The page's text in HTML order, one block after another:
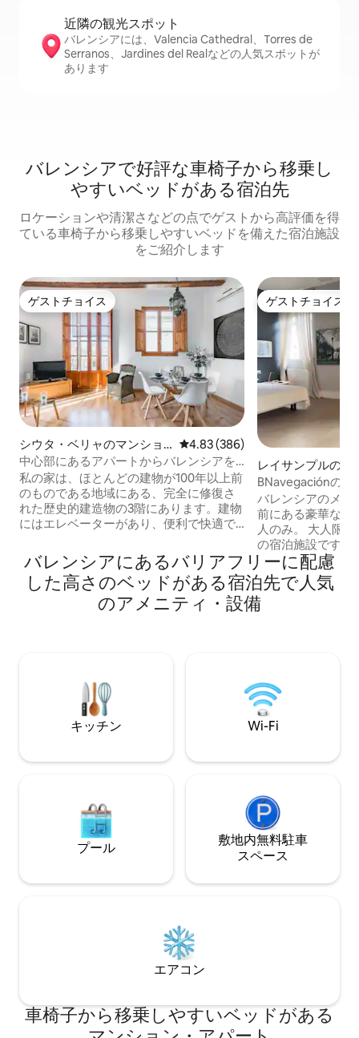
近隣の観光ス⁠ポ⁠ッ⁠ト
バレンシアには、Valencia Cathedral、Torres de
Serranos、Jardines del Realなどの人気スポットが
あります
バレンシアで好評な車椅子から移乗し
やすいベッドがある宿泊先
ロケーションや清潔さなどの点でゲストから高評価を得
ている車椅子から移乗しやすいベッドを備えた宿泊施設
をご紹介します
ゲストチョイス
ゲストチョイス
シウタ・ベリャのマンショ
ン・アパート
レビュー386件、5つ星中4.83つ
4.83 (386)
中心部にあるアパートからバレンシアを
探索しよう
私の家は、ほとんどの建物が100年以上前
のものである地域にある、完全に修復さ
れた歴史的建造物の3階にあります。建物
にはエレベーターがあり、便利で快適で
ん。 広々としたリビングルームにはダイ
ニングとキッチンエリアがあり、通りに
面した大きなバルコニーが2つあります。
小さなバルコニーが別にある寝室が1つ、
バスタブとシャワーを備えたバスルーム
の1日の終わりにくつろぐのに理想的な場
所です。リビングルームには4人掛けの優
雅なテーブルがあります。 設備の整った
キッチンエリアには、簡単な食事を準備
するのに必要なものがすべて揃っていま
す。ネスプレッソコーヒーマシン、オー
もちろん十分なキッチン用品と食器があ
ります。また、油、酢、塩、砂糖、コシ
ョウなどの基本的なキッチン用調味料、
食器洗い用洗剤、洗濯用洗剤もご用意し
ておりますので、基本的な買い物の手間
と費用を節約できます。 寝室には、快適
きる十分なスペースのあるクローゼット
もございます。 寝室に隣接するバスルー
ムには、シャワー付きバスタブと洗濯機
が備わっています。ボイラーは50リット
ルなので、長時間シャワーを浴びるとお
湯がなくなり、再びお湯が出るまで10分
待たなければなりません。ヘアドライヤ
ゲストチョイス
ゲストチョイス
レイサンプルのマ
アパート
BNavegaciónのア
クススイート
バレンシアのメル
前にある豪華なス
人のみ。 大人限定。大人のみ。 大人専用
の宿泊施設です。
く、完全に独立し
井と新しく改装さ
す。 まるまる貸切の一軒家であり、完全
に独立したアクセ
広々とした部屋を
なスイートです。
cmで高品質です
た豪華なバスルー
イニングルーム
プルです。 スイ
は広々としており
す。 明るく陽気
す。 キッチンは
べてのものと非
な家具が揃って
で、ホットエアコ
なお知らせ。本
のご滞在中にご利
バレンシアにあるバリアフリーに配慮
した高さのベッドがある宿泊先で人気
のアメニティ・設備
キッチン Wi-Fi
プール
敷地内無料駐⁠車
ス⁠ペ⁠ー⁠ス
エアコン
車椅子から移乗しやすいベッドがある